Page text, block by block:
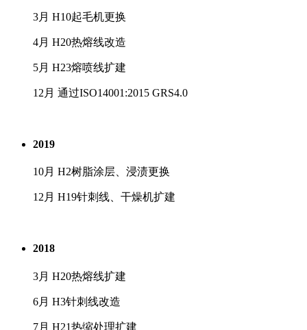
3月 H10起毛机更换
4月 H20热熔线改造
5月 H23熔喷线扩建
12月 通过ISO14001:2015 GRS4.0
2019
10月 H2树脂涂层、浸渍更换
12月 H19针刺线、干燥机扩建
2018
3月 H20热熔线扩建
6月 H3针刺线改造
7月 H21热缩处理扩建